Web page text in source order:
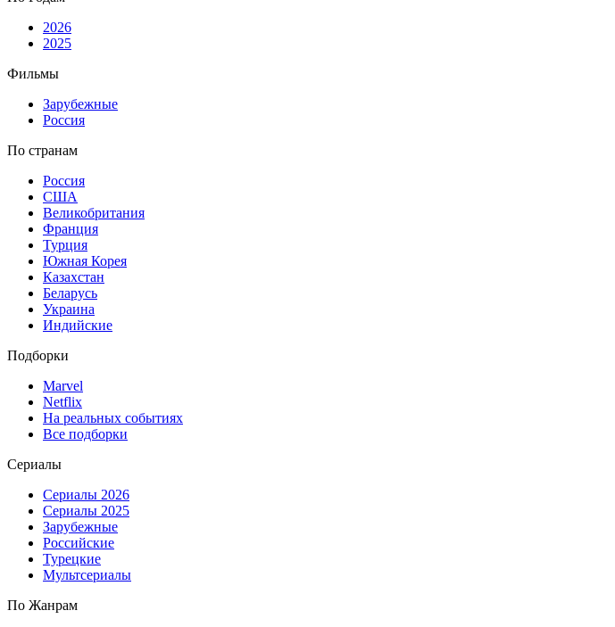
2026
2025
Фильмы
Зарубежные
Россия
По странам
Россия
США
Великобритания
Франция
Турция
Южная Корея
Казахстан
Беларусь
Украина
Индийские
Подборки
Marvel
Netflix
На реальных событиях
Все подборки
Сериалы
Сериалы 2026
Сериалы 2025
Зарубежные
Российские
Турецкие
Мультсериалы
По Жанрам